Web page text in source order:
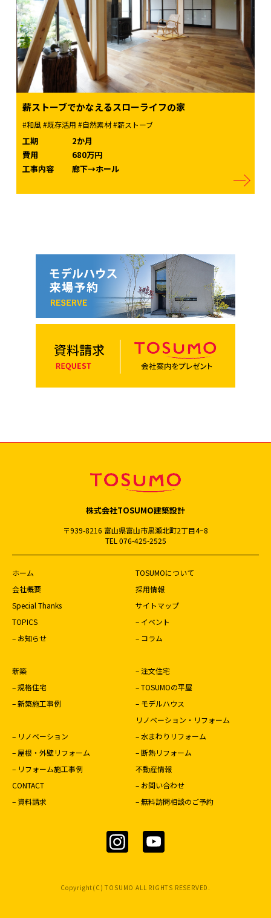
薪ストーブでかなえるスローライフの家
#和風#既存活用 #自然素材#薪ストーブ
工期
2か月
費用
680万円
工事内容
廊下→ホール
株式会社TOSUMO建築設計
〒939-8216 富山県富山市黒瀬北町2丁目4−8
TEL 076-425-2525
ホーム
TOSUMOについて
会社概要
採用情報
Special Thanks
サイトマップ
TOPICS
– イベント
– お知らせ
– コラム
新築
– 注文住宅
– 規格住宅
– TOSUMOの平屋
– 新築施工事例
– モデルハウス
リノベーション・リフォーム
– リノベーション
– 水まわりリフォーム
– 屋根・外壁リフォーム
– 断熱リフォーム
– リフォーム施工事例
不動産情報
CONTACT
– お問い合わせ
– 資料請求
– 無料訪問相談のご予約
Copyright(C) TOSUMO ALL RIGHTS RESERVED.